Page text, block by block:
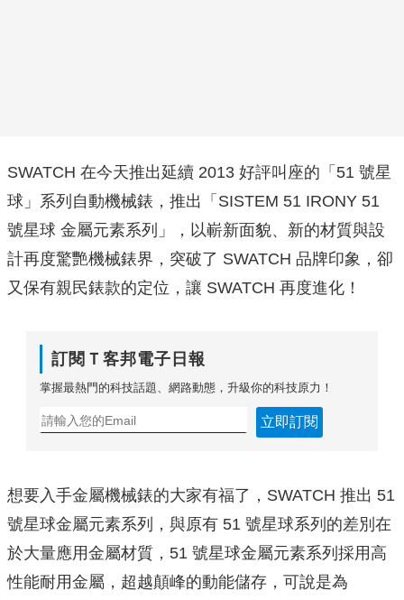
SWATCH 在今天推出延續 2013 好評叫座的「51 號星
球」系列自動機械錶，推出「SISTEM 51 IRONY 51
號星球 金屬元素系列」，以嶄新面貌、新的材質與設
計再度驚艷機械錶界，突破了 SWATCH 品牌印象，卻
又保有親民錶款的定位，讓 SWATCH 再度進化！
訂閱Ｔ客邦電子日報
掌握最熱門的科技話題、網路動態，升級你的科技原力！
立即訂閱
想要入手金屬機械錶的大家有福了，SWATCH 推出 51
號星球金屬元素系列，與原有 51 號星球系列的差別在
於大量應用金屬材質，51 號星球金屬元素系列採用高
性能耐用金屬，超越顛峰的動能儲存，可說是為